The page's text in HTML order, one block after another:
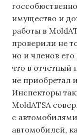
имущество и
работы в
проверили не
но и членов
что в отчетный
не приобретал
Инспекторы
MoldATSA
с
автомобилей,